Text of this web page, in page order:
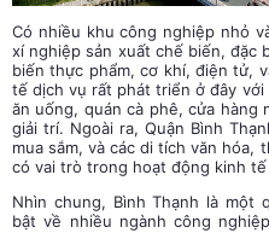
Có nhiều khu công nghiệp nhỏ
xí nghiệp sản xuất chế biến, đặc
biến thực phẩm, cơ khí, điện tử,
tế dịch vụ rất phát triển ở đây
ăn uống, quán cà phê, cửa hàng
giải trí. Ngoài ra, Quận Bình
mua sắm, và các di tích văn hóa,
có vai trò trong hoạt động kinh
Nhìn chung, Bình Thạnh là một
bật về nhiều ngành công